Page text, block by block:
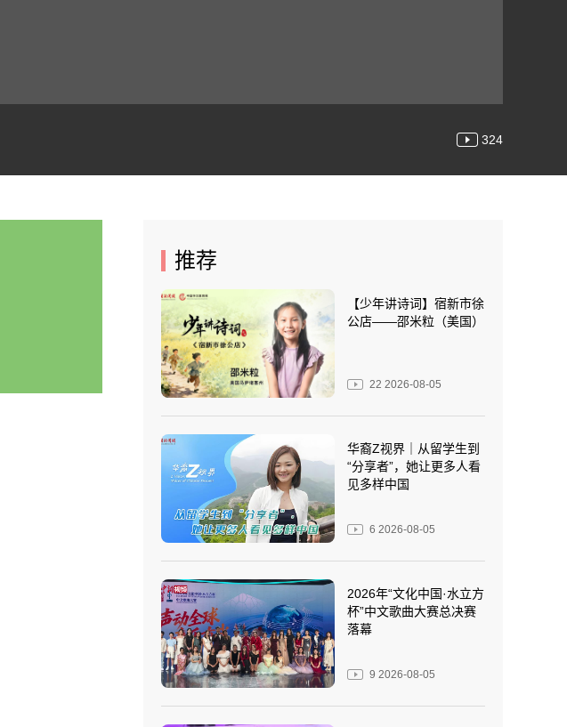
324
推荐
【少年讲诗词】宿新市徐
公店——邵米粒（美国）
22 2026-08-05
华裔Z视界｜从留学生到
“分享者”，她让更多人看
见多样中国
6 2026-08-05
2026年“文化中国·水立方
杯”中文歌曲大赛总决赛
落幕
9 2026-08-05